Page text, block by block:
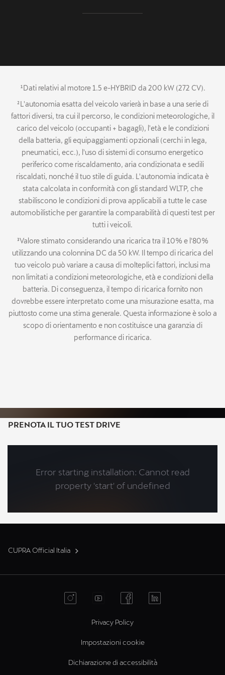
¹Dati relativi al motore 1.5 e-HYBRID da 200 kW (272 CV).
²L'autonomia esatta del veicolo varierà in base a una serie di
fattori diversi, tra cui il percorso, le condizioni meteorologiche, il
carico del veicolo (occupanti + bagagli), l'età e le condizioni
della batteria, gli equipaggiamenti opzionali (cerchi in lega,
pneumatici, ecc.), l'uso di sistemi di consumo energetico
periferico come riscaldamento, aria condizionata e sedili
riscaldati, nonché il tuo stile di guida. L'autonomia indicata è
stata calcolata in conformità con gli standard WLTP, che
stabiliscono le condizioni di prova applicabili a tutte le case
automobilistiche per garantire la comparabilità di questi test per
tutti i veicoli.
³Valore stimato considerando una ricarica tra il 10% e l'80%
utilizzando una colonnina DC da 50 kW. Il tempo di ricarica del
tuo veicolo può variare a causa di molteplici fattori, inclusi ma
non limitati a condizioni meteorologiche, età e condizioni della
batteria. Di conseguenza, il tempo di ricarica fornito non
dovrebbe essere interpretato come una misurazione esatta, ma
piuttosto come una stima generale. Questa informazione è solo a
scopo di orientamento e non costituisce una garanzia di
performance di ricarica.
PRENOTA IL TUO TEST DRIVE
CUPRA Official Italia
Privacy Policy
Impostazioni cookie
Dichiarazione di accessibilità